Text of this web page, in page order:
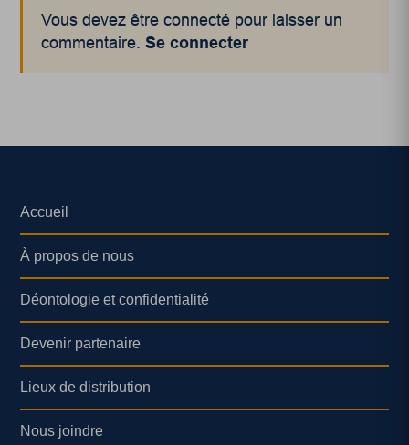
Vous devez être connecté pour laisser un
commentaire.Se connecter
Accueil
À propos de nous
Déontologie et confidentialité
Devenir partenaire
Lieux de distribution
Nous joindre